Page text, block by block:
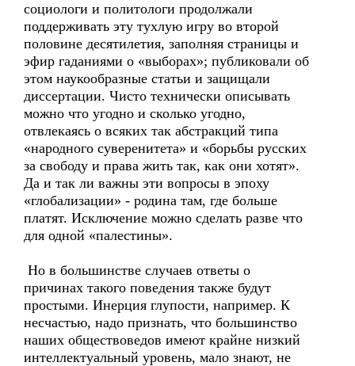
социологи и политологи продолжали
поддерживать эту тухлую игру во второй
половине десятилетия, заполняя страницы и
эфир гаданиями о «выборах»; публиковали об
этом наукообразные статьи и защищали
диссертации. Чисто технически описывать
можно что угодно и сколько угодно,
отвлекаясь о всяких так абстракций типа
«народного суверенитета» и «борьбы русских
за свободу и права жить так, как они хотят».
Да и так ли важны эти вопросы в эпоху
«глобализации» - родина там, где больше
платят. Исключение можно сделать разве что
для одной «палестины».
Но в большинстве случаев ответы о
причинах такого поведения также будут
простыми. Инерция глупости, например. К
несчастью, надо признать, что большинство
наших обществоведов имеют крайне низкий
интеллектуальный уровень, мало знают, не